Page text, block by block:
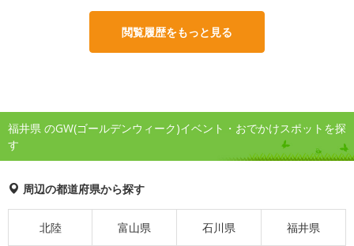
閲覧履歴をもっと見る
福井県 のGW(ゴールデンウィーク)イベント・おでかけスポットを探
す
周辺の都道府県から探す
北陸 富山県 石川県 福井県